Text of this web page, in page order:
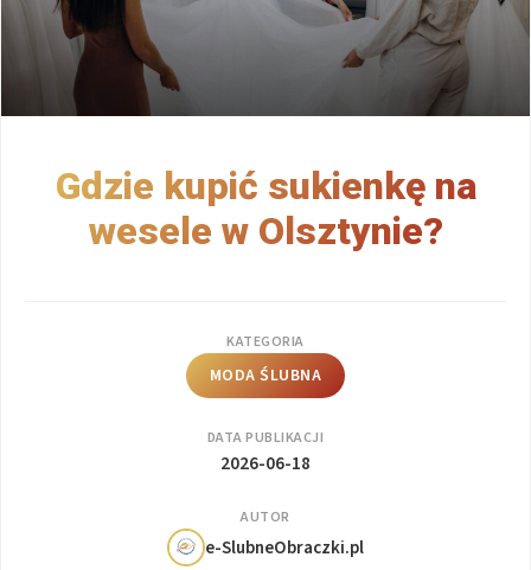
Gdzie kupić sukienkę na
wesele w Olsztynie?
KATEGORIA
MODA ŚLUBNA
DATA PUBLIKACJI
2026-06-18
AUTOR
e-SlubneObraczki.pl